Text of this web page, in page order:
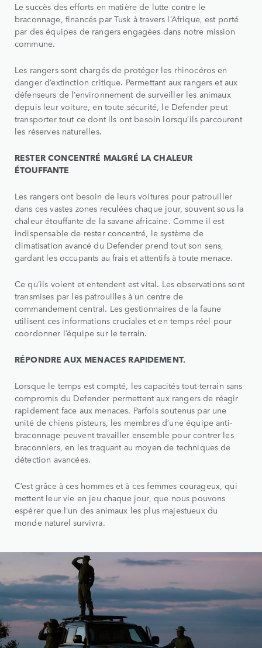
Le succès des efforts en matière de lutte contre le
braconnage, financés par Tusk à travers l’Afrique, est porté
par des équipes de rangers engagées dans notre mission
commune.
Les rangers sont chargés de protéger les rhinocéros en
danger d’extinction critique. Permettant aux rangers et aux
défenseurs de l’environnement de surveiller les animaux
depuis leur voiture, en toute sécurité, le Defender peut
transporter tout ce dont ils ont besoin lorsqu’ils parcourent
les réserves naturelles.
RESTER CONCENTRÉ MALGRÉ LA CHALEUR
ÉTOUFFANTE
Les rangers ont besoin de leurs voitures pour patrouiller
dans ces vastes zones reculées chaque jour, souvent sous la
chaleur étouffante de la savane africaine. Comme il est
indispensable de rester concentré, le système de
climatisation avancé du Defender prend tout son sens,
gardant les occupants au frais et attentifs à toute menace.
Ce qu’ils voient et entendent est vital. Les observations sont
transmises par les patrouilles à un centre de
commandement central. Les gestionnaires de la faune
utilisent ces informations cruciales et en temps réel pour
coordonner l’équipe sur le terrain.
RÉPONDRE AUX MENACES RAPIDEMENT.
Lorsque le temps est compté, les capacités tout-terrain sans
compromis du Defender permettent aux rangers de réagir
rapidement face aux menaces. Parfois soutenus par une
unité de chiens pisteurs, les membres d’une équipe anti-
braconnage peuvent travailler ensemble pour contrer les
braconniers, en les traquant au moyen de techniques de
détection avancées.
C’est grâce à ces hommes et à ces femmes courageux, qui
mettent leur vie en jeu chaque jour, que nous pouvons
espérer que l’un des animaux les plus majestueux du
monde naturel survivra.